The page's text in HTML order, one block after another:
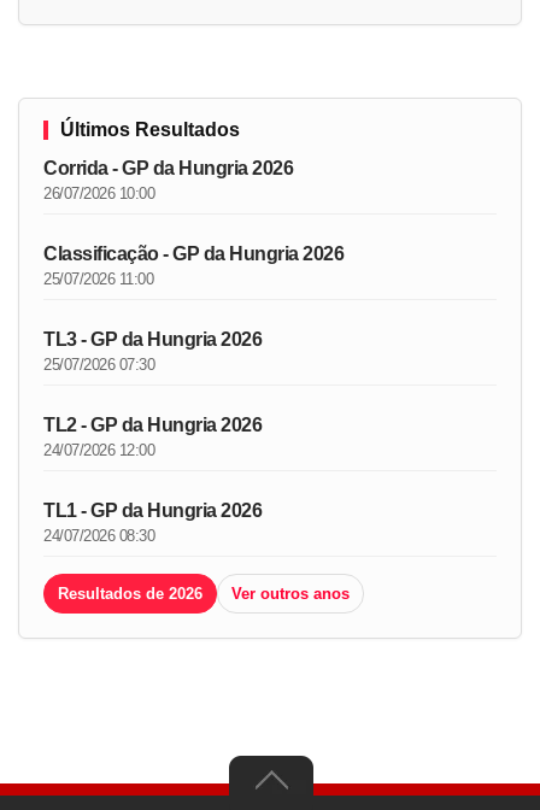
Últimos Resultados
Corrida - GP da Hungria 2026
26/07/2026 10:00
Classificação - GP da Hungria 2026
25/07/2026 11:00
TL3 - GP da Hungria 2026
25/07/2026 07:30
TL2 - GP da Hungria 2026
24/07/2026 12:00
TL1 - GP da Hungria 2026
24/07/2026 08:30
Resultados de 2026 Ver outros anos